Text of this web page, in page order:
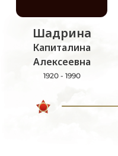
Шадрина
Капиталина
Алексеевна
1920 - 1990